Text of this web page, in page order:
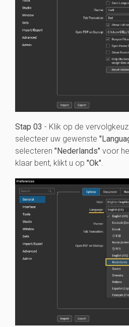
Stap 03 - Klik op de
selecteer uw gewenste
selecteren "Nederlands" voor
klaar bent, klikt u op "Ok".